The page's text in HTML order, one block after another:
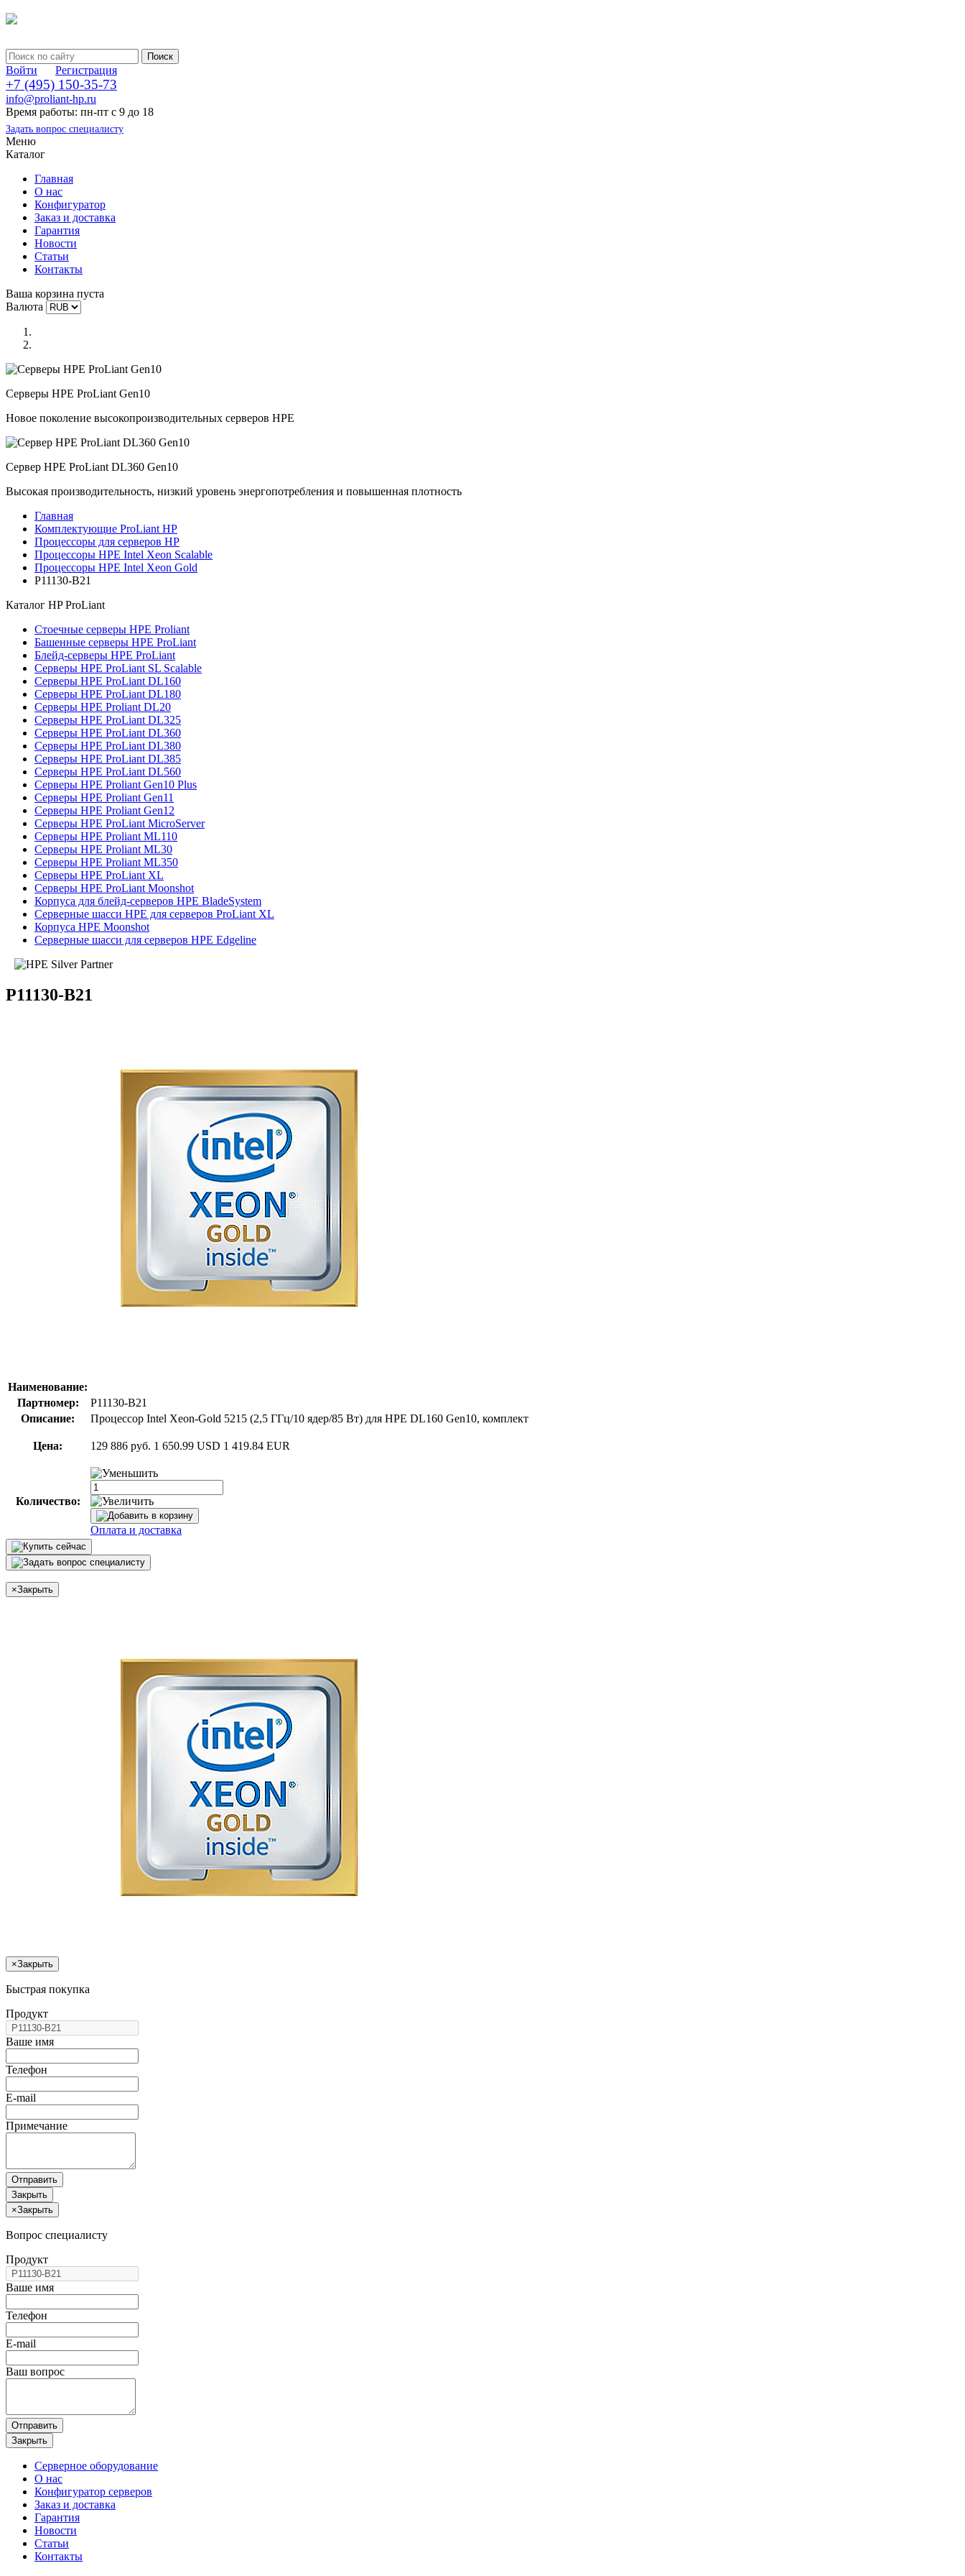
Войти Регистрация
+7 (495) 150-35-73
info@proliant-hp.ru
Время работы: пн-пт с 9 до 18
Задать вопрос специалисту
Меню
Каталог
Главная
О нас
Конфигуратор
Заказ и доставка
Гарантия
Новости
Статьи
Контакты
Ваша корзина пуста
Валюта
Серверы HPE ProLiant Gen10
Новое поколение высокопроизводительных серверов HPE
Сервер HPE ProLiant DL360 Gen10
Высокая производительность, низкий уровень энергопотребления и повышенная плотность
Главная
Комплектующие ProLiant HP
Процессоры для серверов HP
Процессоры HPE Intel Xeon Scalable
Процессоры HPE Intel Xeon Gold
P11130-B21
Каталог HP ProLiant
Стоечные серверы HPE Proliant
Башенные серверы HPE ProLiant
Блейд-серверы HPE ProLiant
Серверы HPE ProLiant SL Scalable
Серверы HPE ProLiant DL160
Серверы HPE ProLiant DL180
Серверы HPE Proliant DL20
Серверы HPE ProLiant DL325
Серверы HPE ProLiant DL360
Серверы HPE ProLiant DL380
Серверы HPE ProLiant DL385
Серверы HPE ProLiant DL560
Серверы HPE Proliant Gen10 Plus
Серверы HPE Proliant Gen11
Серверы HPE Proliant Gen12
Серверы HPE ProLiant MicroServer
Серверы HPE Proliant ML110
Серверы HPE Proliant ML30
Серверы HPE Proliant ML350
Серверы HPE ProLiant XL
Серверы HPE ProLiant Moonshot
Корпуса для блейд-серверов HPE BladeSystem
Серверные шасси HPE для серверов ProLiant XL
Корпуса HPE Moonshot
Серверные шасси для серверов HPE Edgeline
P11130-B21
Наименование:
Партномер:
P11130-B21
Описание:
Процессор Intel Xeon-Gold 5215 (2,5 ГГц/10 ядер/85 Вт) для HPE DL160 Gen10, комплект
Цена: 129 886 руб. 1 650.99 USD 1 419.84 EUR
Количество:
Оплата и доставка
×Закрыть
×Закрыть
Быстрая покупка
Продукт
Ваше имя
Телефон
E-mail
Примечание
Отправить
Закрыть
×Закрыть
Вопрос специалисту
Продукт
Ваше имя
Телефон
E-mail
Ваш вопрос
Отправить
Закрыть
Серверное оборудование
О нас
Конфигуратор серверов
Заказ и доставка
Гарантия
Новости
Статьи
Контакты